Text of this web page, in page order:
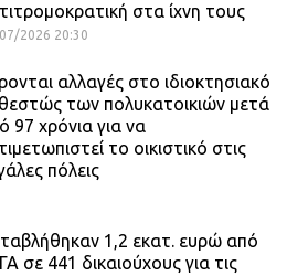
στα ίχνη τους
2026 20:30
αλλαγές στο ιδιοκτησιακό
των πολυκατοικιών μετά
97 χρόνια για να
το οικιστικό στις
πόλεις
1,2 εκατ. ευρώ από
σε 441 δικαιούχους για τις